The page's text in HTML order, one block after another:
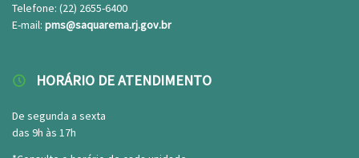
Telefone: (22) 2655-6400
E-mail: pms@saquarema.rj.gov.br
HORÁRIO DE ATENDIMENTO
De segunda a sexta
das 9h às 17h